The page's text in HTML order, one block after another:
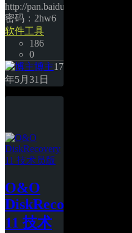
http://pan.baidu.com/s/1jH77xYm
密码：2hw6
软件工具
186
0
博主17
年5月31日
O&O
DiskRecovery
11 技术